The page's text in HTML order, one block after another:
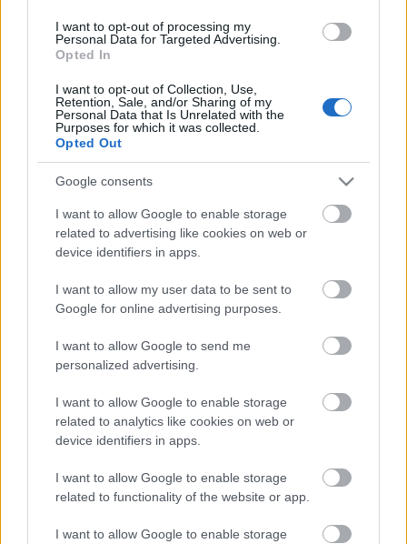
I want to opt-out of processing my
Personal Data for Targeted Advertising.
Opted In
I want to opt-out of Collection, Use,
Retention, Sale, and/or Sharing of my
Personal Data that Is Unrelated with the
Purposes for which it was collected.
Opted Out
Google consents
I want to allow Google to enable storage
related to advertising like cookies on web or
device identifiers in apps.
I want to allow my user data to be sent to
Google for online advertising purposes.
I want to allow Google to send me
personalized advertising.
I want to allow Google to enable storage
related to analytics like cookies on web or
device identifiers in apps.
I want to allow Google to enable storage
related to functionality of the website or app.
I want to allow Google to enable storage
pedig a vulkániak negyvenöt év múlva esedékes
látogatásáról beszélgetünk.
Itt találod a Parallaxis aktuális epizódjának
műsoroldalát, ahol különböző formában
érheted el, vagy töltheted le a műsort!
emTV.hu
Címkék:Stargate Czvetkó Sándor Csillagkapu
Szervét Tibor
Podcast Parallaxis Dr. Vincze Miklós